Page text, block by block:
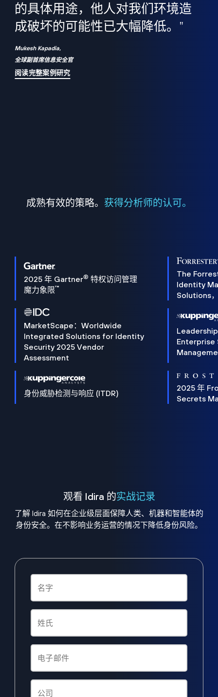
的具体用途，他人对我们环境造
成破坏的可能性已大幅降低。"
Mukesh Kapadia,
全球副首席信息安全官
阅读完整案例研究
成熟有效的策略。 获得分析师的认可。
2025 年 Gartner® 特权访问管理
魔力象限™
The
Identity
Solutions
MarketScape：Worldwide
Integrated Solutions for Identity
Security 2025 Vendor
Assessment
Enterprise
身份威胁检测与响应 (ITDR)
2025 年
Secrets
观看 Idira 的实战记录
了解 Idira 如何在企业级层面保障人类、机器和智能体的
身份安全。在不影响业务运营的情况下降低身份风险。